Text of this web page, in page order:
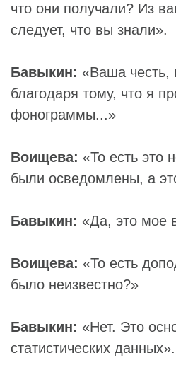
что они получали? Из
следует, что вы знали».
Бавыкин: «Ваша честь,
благодаря тому, что я
фонограммы...»
Воищева: «То есть это
были осведомлены, а
Бавыкин: «Да, это мое
Воищева: «То есть
было неизвестно?»
Бавыкин: «Нет. Это
статистических данных».